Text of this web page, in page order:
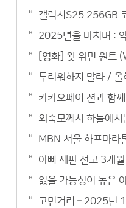
갤럭시S25 256GB
2025년을 마치며 :
[영화] 왓 위민 원
두려워하지 말라 /
카카오페이 션과 함
외숙모께서 하늘에
MBN 서울 하프마라
아빠 재판 선고 3개
잃을 가능성이 높은
고민거리 – 2025년